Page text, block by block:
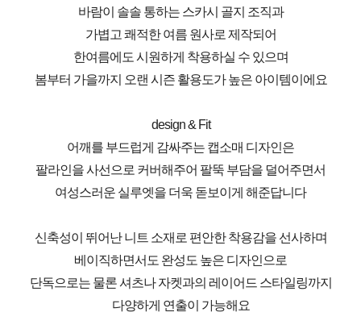
바람이 솔솔 통하는 스카시 골지 조직과
가볍고 쾌적한 여름 원사로 제작되어
한여름에도 시원하게 착용하실 수 있으며
봄부터 가을까지 오랜 시즌 활용도가 높은 아이템이에요
design & Fit
어깨를 부드럽게 감싸주는 캡소매 디자인은
팔라인을 사선으로 커버해주어 팔뚝 부담을 덜어주면서
여성스러운 실루엣을 더욱 돋보이게 해준답니다
신축성이 뛰어난 니트 소재로 편안한 착용감을 선사하며
베이직하면서도 완성도 높은 디자인으로
단독으로는 물론 셔츠나 자켓과의 레이어드 스타일링까지
다양하게 연출이 가능해요